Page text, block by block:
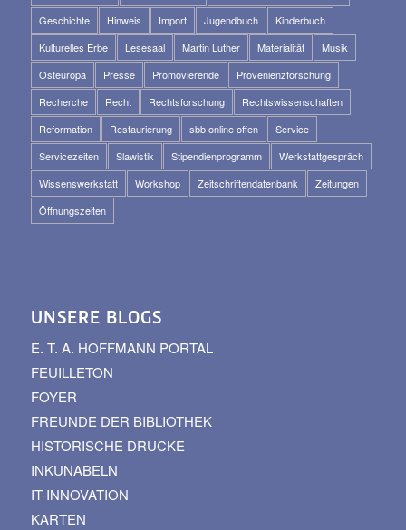
Geschichte
Hinweis Import Jugendbuch
Kinderbuch
Kulturelles Erbe
Lesesaal Martin Luther Materialität
Musik
Osteuropa
Presse Promovierende
Provenienzforschung
Recherche
Recht Rechtsforschung
Rechtswissenschaften
Reformation
Restaurierung sbb online offen
Service
Servicezeiten
Slawistik Stipendienprogramm
Werkstattgespräch
Wissenswerkstatt
Workshop Zeitschriftendatenbank
Zeitungen
Öffnungszeiten
UNSERE BLOGS
E. T. A. HOFFMANN PORTAL
FEUILLETON
FOYER
FREUNDE DER BIBLIOTHEK
HISTORISCHE DRUCKE
INKUNABELN
IT-INNOVATION
KARTEN